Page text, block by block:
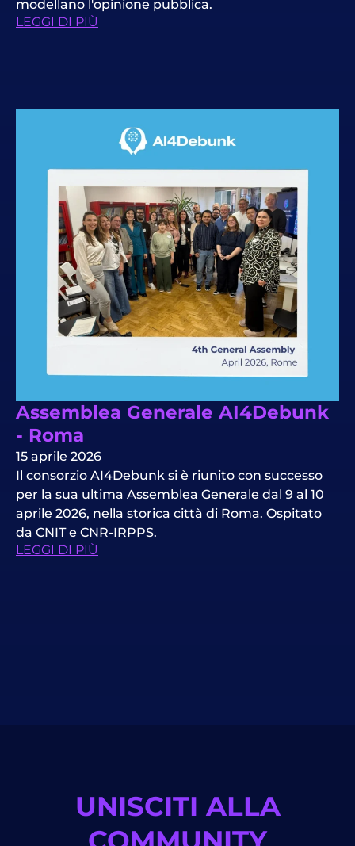
modellano l'opinione pubblica.
LEGGI DI PIÙ
Assemblea Generale AI4Debunk
- Roma
15 aprile 2026
Il consorzio AI4Debunk si è riunito con successo
per la sua ultima Assemblea Generale dal 9 al 10
aprile 2026, nella storica città di Roma. Ospitato
da CNIT e CNR-IRPPS.
LEGGI DI PIÙ
UNISCITI ALLA